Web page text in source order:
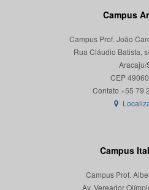
Campus
Campus Prof. João
Rua Cláudio Batista,
Aracaju/
CEP
Campus
Campus Prof.
Av. Vereador